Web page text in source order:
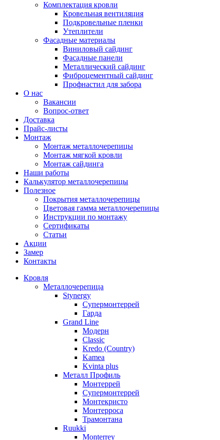
Комплектация кровли
Кровельная вентиляция
Подкровельные пленки
Утеплители
Фасадные материалы
Виниловый сайдинг
Фасадные панели
Металлический сайдинг
Фиброцементный сайдинг
Профнастил для забора
О нас
Вакансии
Вопрос-ответ
Доставка
Прайс-листы
Монтаж
Монтаж металлочерепицы
Монтаж мягкой кровли
Монтаж сайдинга
Наши работы
Калькулятор металлочерепицы
Полезное
Покрытия металлочерепицы
Цветовая гамма металлочерепицы
Инструкции по монтажу
Сертификаты
Статьи
Акции
Замер
Контакты
Кровля
Металлочерепица
Stynergy
Супермонтеррей
Гарда
Grand Line
Модерн
Classic
Kredo (Country)
Kamea
Kvinta plus
Металл Профиль
Монтеррей
Супермонтеррей
Монтекристо
Монтерроса
Трамонтана
Ruukki
Monterrey